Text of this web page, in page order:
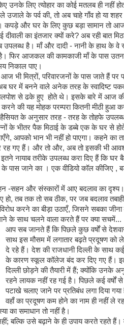
उनके लिए त्योहार का कोई मतलब ही नहीं
के पर्व की, तो अब चाहे गाँव हो या
कपड़े और घर के लिए कुछ बड़ा सामान तो
का इंतजार क्यों करे? अब रही बात
है। माँ और दादी - नानी के हाथ के वे
फिर आजकल की कामकाजी माँ के पास
निकाल पाए।
भी मित्रों, परिवारजनों के पास जाते हैं पर
घर में बनने वाले अनेक तरह के स्वादिष्ट
से ढके हुए होते थे। इसके बारे में आज की
की यह मोहक परम्परा कितनी मीठी हुआ
के अनुसार तरह - तरह के तोहफे
के भीतर पैक मिठाई के डब्बे एक के घर से
आपको भान भी नहीं हो पाएगा। कहने का
रह गए हैं। और तो और, अब तो इसकी भी
नायाब तरीके उपलब्ध करा दिए हैं कि घर
जाने का । एक वीडियो कॉल कीजिए ,
-सहन और संस्कारों में आए बदलाव का
तब तक तो सब ठीक, पर जब बदलाव तबाही
करने का बीड़ा उठाएँ, जिसने सबका
के साथ चलने वाला करते हैं पर क्या सचमें...
आप सब जानते हैं कि पिछले कुछ वर्षों से
साथ इस मौसम में लगातार बढ़ते प्रदूषण को
दे रहे हैं। देश की राजधानी दिल्ली के साथ
के कारण स्कूल कॉलेज बंद कर दिए गए हैं।
दिल्ली छोड़ने की तैयारी में हैं; क्योंकि उनके
रहने लायक नहीं रह गई है। पिछले कई वर्षों
पटाखे चलाए जाने पर प्रतिबंध लगा दिया
वहाँ का प्रदूषण कम होने का नाम ही नहीं ले
का समाधान तो नहीं है।
बल्कि उसे बढ़ाने के ही उपाय करते रहते हैं।